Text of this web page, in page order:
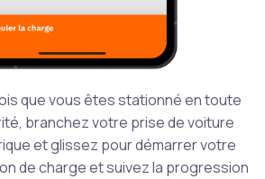
que vous êtes stationné en toute
branchez votre prise de voiture
et glissez pour démarrer votre
de charge et suivez la progression